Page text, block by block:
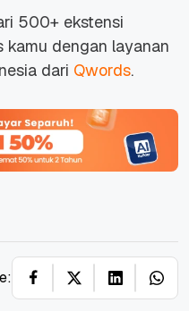
500+ ekstensi
kamu dengan layanan
dari Qwords.